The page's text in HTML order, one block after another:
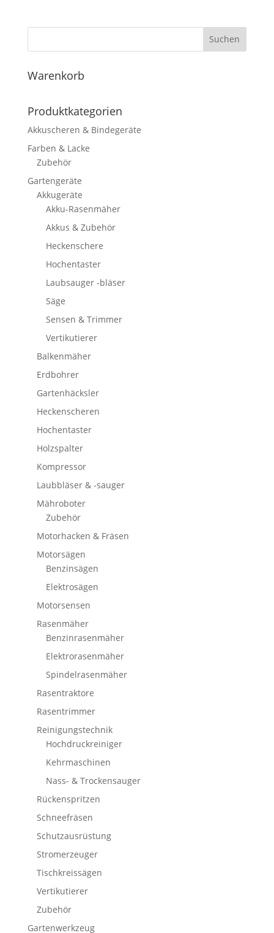
Suchen
Warenkorb
Produktkategorien
Akkuscheren & Bindegeräte
Farben & Lacke
Zubehör
Gartengeräte
Akkugeräte
Akku-Rasenmäher
Akkus & Zubehör
Heckenschere
Hochentaster
Laubsauger -bläser
Säge
Sensen & Trimmer
Vertikutierer
Balkenmäher
Erdbohrer
Gartenhäcksler
Heckenscheren
Hochentaster
Holzspalter
Kompressor
Laubbläser & -sauger
Mähroboter
Zubehör
Motorhacken & Fräsen
Motorsägen
Benzinsägen
Elektrosägen
Motorsensen
Rasenmäher
Benzinrasenmäher
Elektrorasenmäher
Spindelrasenmäher
Rasentraktore
Rasentrimmer
Reinigungstechnik
Hochdruckreiniger
Kehrmaschinen
Nass- & Trockensauger
Rückenspritzen
Schneefräsen
Schutzausrüstung
Stromerzeuger
Tischkreissägen
Vertikutierer
Zubehör
Gartenwerkzeug